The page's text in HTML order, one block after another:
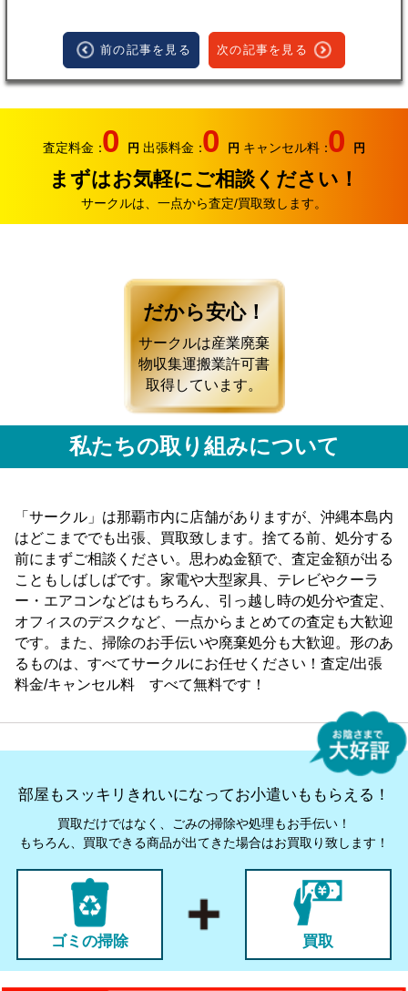
前の記事を見る 次の記事を見る
査定料金：0 円 出張料金：0 円 キャンセル料：0 円
まずはお気軽にご相談ください！
サークルは、一点から査定/買取致します。
だから安心！
サークルは産業廃棄
物収集運搬業許可書
取得しています。
私たちの取り組みについて
「サークル」は那覇市内に店舗がありますが、沖縄本島内
はどこまででも出張、買取致します。捨てる前、処分する
前にまずご相談ください。思わぬ金額で、査定金額が出る
こともしばしばです。家電や大型家具、テレビやクーラ
ー・エアコンなどはもちろん、引っ越し時の処分や査定、
オフィスのデスクなど、一点からまとめての査定も大歓迎
です。また、掃除のお手伝いや廃棄処分も大歓迎。形のあ
るものは、すべてサークルにお任せください！査定/出張
料金/キャンセル料 すべて無料です！
部屋もスッキリきれいになってお小遣いももらえる！
買取だけではなく、ごみの掃除や処理もお手伝い！
もちろん、買取できる商品が出てきた場合はお買取り致します！
ゴミの掃除 買取